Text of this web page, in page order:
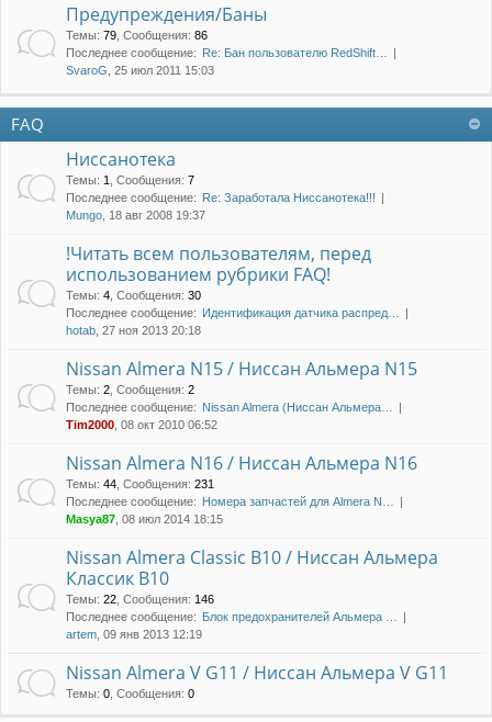
Предупреждения/Баны
Темы: 79 Сообщения: 86
Последнее сообщение: Re: Бан пользователю RedShift…
SvaroG , 25 июл 2011 15:03
FAQ
Ниссанотека
Темы: 1 Сообщения: 7
Последнее сообщение: Re: Заработала Ниссанотека!!!
Mungo , 18 авг 2008 19:37
!Читать всем пользователям, перед
использованием рубрики FAQ!
Темы: 4 Сообщения: 30
Последнее сообщение: Идентификация датчика распред…
hotab , 27 ноя 2013 20:18
Nissan Almera N15 / Ниссан Альмера N15
Темы: 2 Сообщения: 2
Последнее сообщение: Nissan Almera (Ниссан Альмера…
Tim2000 , 08 окт 2010 06:52
Nissan Almera N16 / Ниссан Альмера N16
Темы: 44 Сообщения: 231
Последнее сообщение: Номера запчастей для Almera N…
Masya87 , 08 июл 2014 18:15
Nissan Almera Classic B10 / Ниссан Альмера
Классик B10
Темы: 22 Сообщения: 146
Последнее сообщение: Блок предохранителей Альмера …
artem , 09 янв 2013 12:19
Nissan Almera V G11 / Ниссан Альмера V G11
Темы: 0 Сообщения: 0